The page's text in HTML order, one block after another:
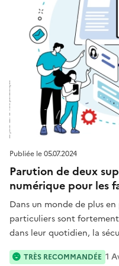
Publiée le05.07.2024
Parution de deux
numérique pour les
Dans un monde de plus
particuliers sont fortement
dans leur quotidien, la
priorité pour tous. C’est
Cybermalveillance.gouv.fr
TRÈS RECOMMANDÉE 1